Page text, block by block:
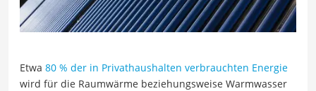
Etwa 80 % der in Privathaushalten verbrauchten Energie
wird für die Raumwärme beziehungsweise Warmwasser